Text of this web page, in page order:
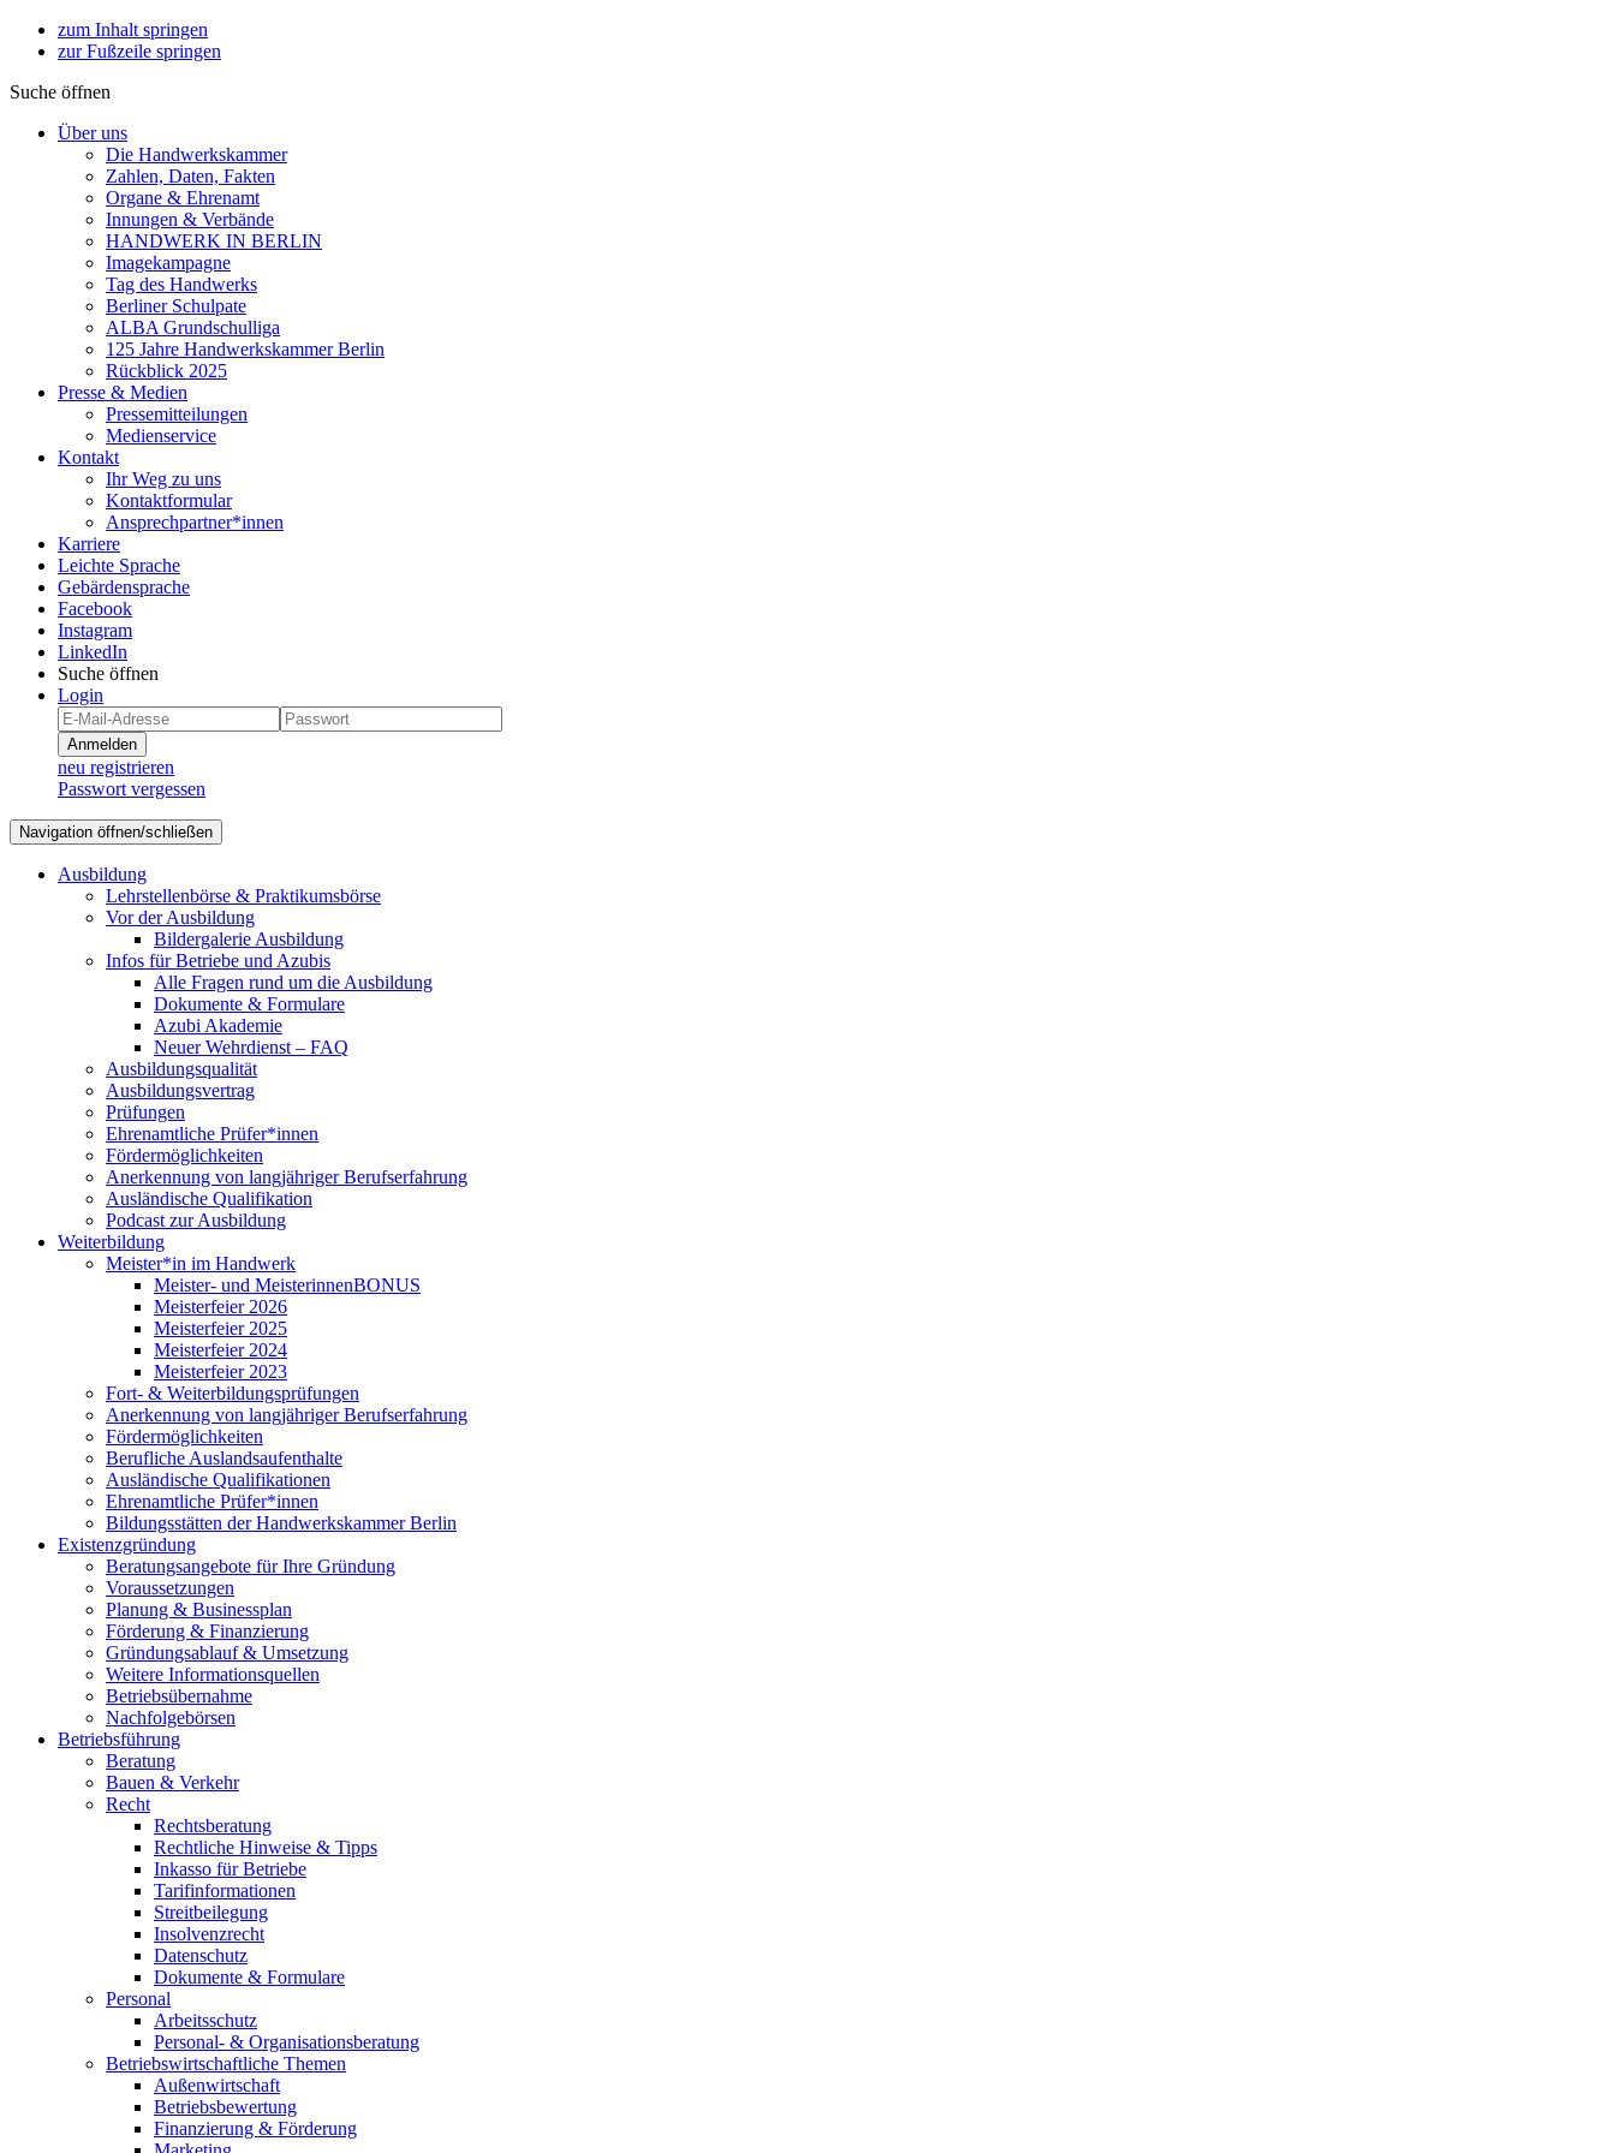
zum Inhalt springen
zur Fußzeile springen
Suche öffnen
Über uns
Die Handwerkskammer
Zahlen, Daten, Fakten
Organe & Ehrenamt
Innungen & Verbände
HANDWERK IN BERLIN
Imagekampagne
Tag des Handwerks
Berliner Schulpate
ALBA Grundschulliga
125 Jahre Handwerkskammer Berlin
Rückblick 2025
Presse & Medien
Pressemitteilungen
Medienservice
Kontakt
Ihr Weg zu uns
Kontaktformular
Ansprechpartner*innen
Karriere
Leichte Sprache
Gebärdensprache
Facebook
Instagram
LinkedIn
Suche öffnen
Login
Anmelden
neu registrieren
Passwort vergessen
Navigation öffnen/schließen
Ausbildung
Lehrstellenbörse & Praktikumsbörse
Vor der Ausbildung
Bildergalerie Ausbildung
Infos für Betriebe und Azubis
Alle Fragen rund um die Ausbildung
Dokumente & Formulare
Azubi Akademie
Neuer Wehrdienst – FAQ
Ausbildungsqualität
Ausbildungsvertrag
Prüfungen
Ehrenamtliche Prüfer*innen
Fördermöglichkeiten
Anerkennung von langjähriger Berufserfahrung
Ausländische Qualifikation
Podcast zur Ausbildung
Weiterbildung
Meister*in im Handwerk
Meister- und MeisterinnenBONUS
Meisterfeier 2026
Meisterfeier 2025
Meisterfeier 2024
Meisterfeier 2023
Fort- & Weiterbildungsprüfungen
Anerkennung von langjähriger Berufserfahrung
Fördermöglichkeiten
Berufliche Auslandsaufenthalte
Ausländische Qualifikationen
Ehrenamtliche Prüfer*innen
Bildungsstätten der Handwerkskammer Berlin
Existenzgründung
Beratungsangebote für Ihre Gründung
Voraussetzungen
Planung & Businessplan
Förderung & Finanzierung
Gründungsablauf & Umsetzung
Weitere Informationsquellen
Betriebsübernahme
Nachfolgebörsen
Betriebsführung
Beratung
Bauen & Verkehr
Recht
Rechtsberatung
Rechtliche Hinweise & Tipps
Inkasso für Betriebe
Tarifinformationen
Streitbeilegung
Insolvenzrecht
Datenschutz
Dokumente & Formulare
Personal
Arbeitsschutz
Personal- & Organisationsberatung
Betriebswirtschaftliche Themen
Außenwirtschaft
Betriebsbewertung
Finanzierung & Förderung